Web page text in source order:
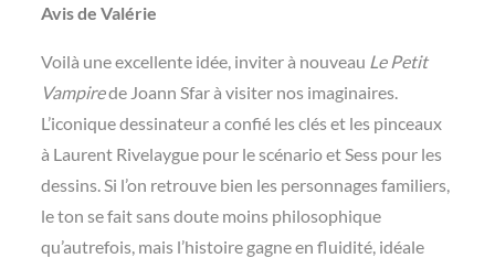
Avis de Valérie
Voilà une excellente idée, inviter à nouveau Le Petit
Vampirede Joann Sfar à visiter nos imaginaires.
L’iconique dessinateur a confié les clés et les pinceaux
à Laurent Rivelaygue pour le scénario et Sess pour les
dessins. Si l’on retrouve bien les personnages familiers,
le ton se fait sans doute moins philosophique
qu’autrefois, mais l’histoire gagne en fluidité, idéale